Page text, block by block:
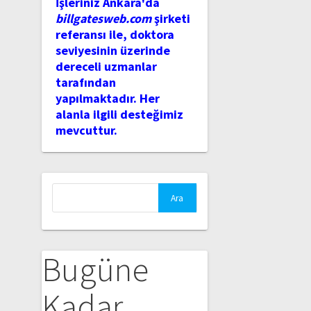
billgatesweb.comşirketi
referansı ile, doktora
seviyesinin üzerinde
dereceli uzmanlar
tarafından
yapılmaktadır. Her
alanla ilgili desteğimiz
mevcuttur.
Bugüne